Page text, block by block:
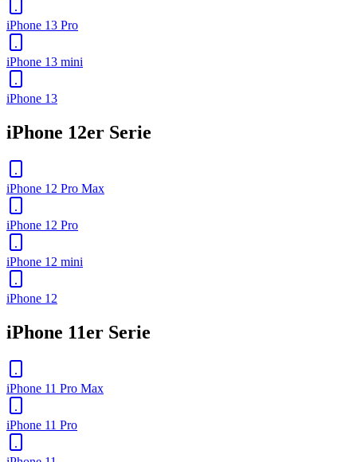
iPhone 13 Pro
iPhone 13 mini
iPhone 13
iPhone 12er Serie
iPhone 12 Pro Max
iPhone 12 Pro
iPhone 12 mini
iPhone 12
iPhone 11er Serie
iPhone 11 Pro Max
iPhone 11 Pro